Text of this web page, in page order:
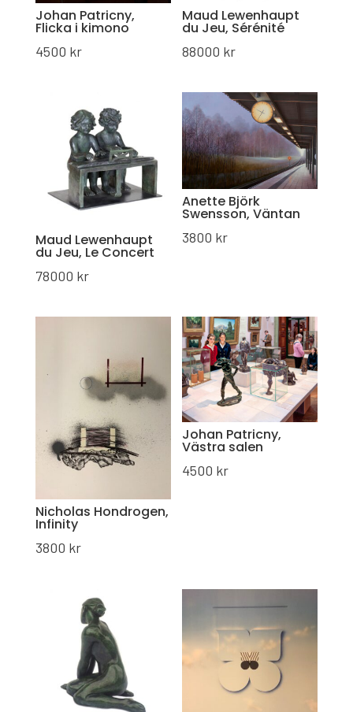
Johan Patricny,
Flicka i kimono
4500 kr
Maud Lewenhaupt
du Jeu, Sérénité
88000 kr
Maud Lewenhaupt
du Jeu, Le Concert
78000 kr
Anette Björk
Swensson, Väntan
3800 kr
Nicholas Hondrogen,
Infinity
3800 kr
Johan Patricny,
Västra salen
4500 kr